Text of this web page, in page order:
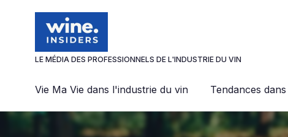
LE MÉDIA DES PROFESSIONNELS DE L'INDUSTRIE DU VIN
Vie Ma Vie dans l'industrie du vin Tendances